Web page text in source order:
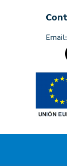
Email: